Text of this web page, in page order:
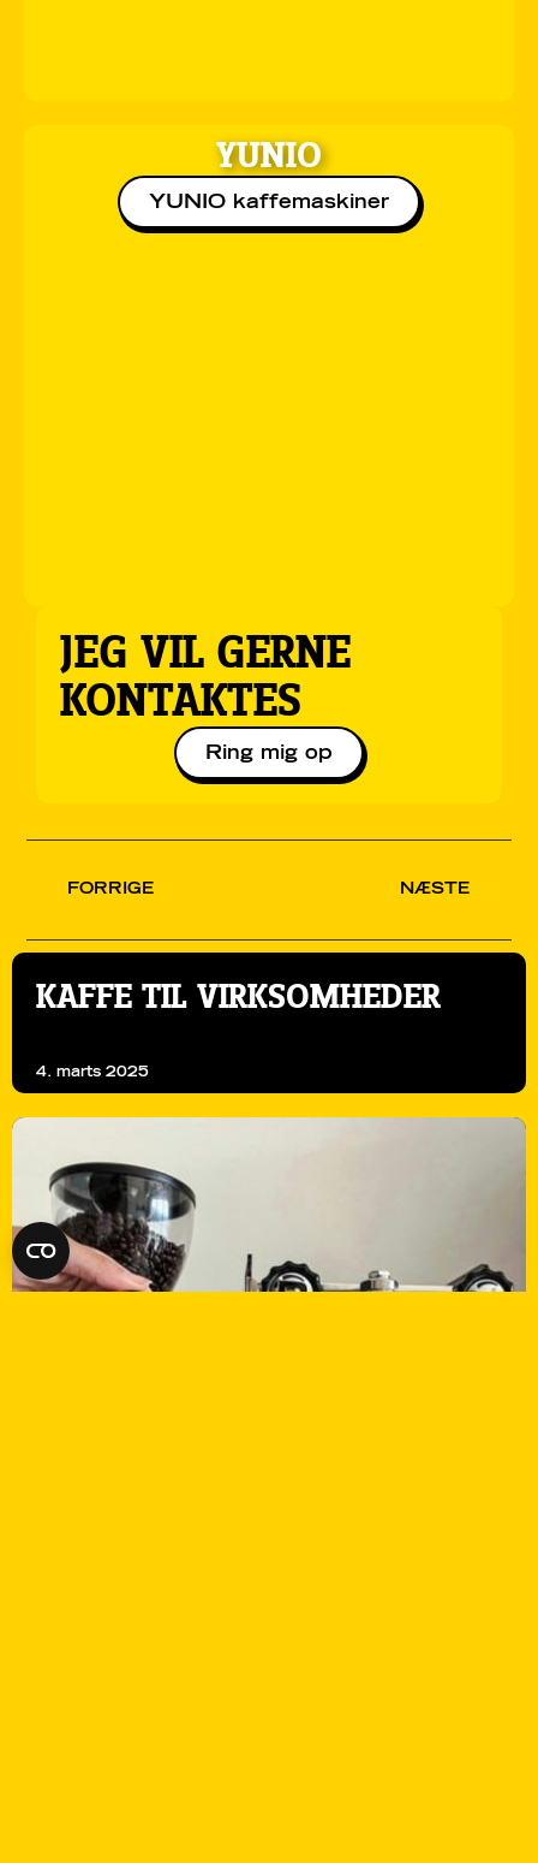
YUNIO
YUNIO kaffemaskiner
JEG VIL GERNE
KONTAKTES
Ring mig op
FORRIGE NÆSTE
KAFFE TIL VIRKSOMHEDER
4. marts 2025